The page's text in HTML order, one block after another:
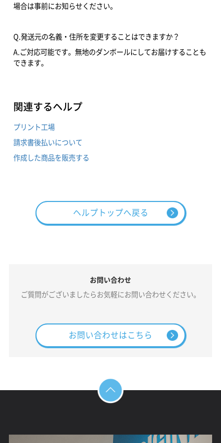
場合は事前にお知らせください。
Q.発送元の名義・住所を変更することはできますか？
A.ご対応可能です。無地のダンボールにしてお届けすることも
できます。
関連するヘルプ
プリント工場
請求書後払いについて
作成した商品を販売する
ヘルプトップへ戻る
お問い合わせ
ご質問がございましたらお気軽にお問い合わせください。
お問い合わせはこちら